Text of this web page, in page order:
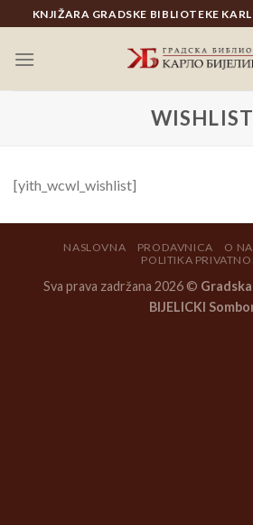
to
content
KNJIŽARA GRADSKE BIBLIOTEKE
WISHLIST
[yith_wcwl_wishlist]
NASLOVNA PRODAVNICA O
POLITIKA
Sva prava zadržana 2026 ©
BIJELICKI